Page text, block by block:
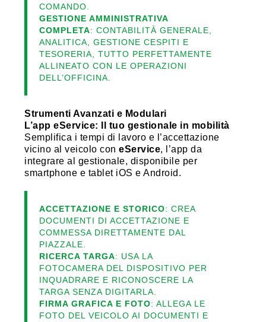
COMANDO.
GESTIONE AMMINISTRATIVA
COMPLETA: CONTABILITÀ GENERALE,
ANALITICA, GESTIONE CESPITI E
TESORERIA, TUTTO PERFETTAMENTE
ALLINEATO CON LE OPERAZIONI
DELL’OFFICINA.
Strumenti Avanzati e Modulari
L’app eService: Il tuo gestionale in mobilità
Semplifica i tempi di lavoro e l’accettazione
vicino al veicolo con eService, l’app da
integrare al gestionale, disponibile per
smartphone e tablet iOS e Android.
ACCETTAZIONE E STORICO: CREA
DOCUMENTI DI ACCETTAZIONE E
COMMESSA DIRETTAMENTE DAL
PIAZZALE.
RICERCA TARGA: USA LA
FOTOCAMERA DEL DISPOSITIVO PER
INQUADRARE E RICONOSCERE LA
TARGA SENZA DIGITARLA.
FIRMA GRAFICA E FOTO: ALLEGA LE
FOTO DEL VEICOLO AI DOCUMENTI E